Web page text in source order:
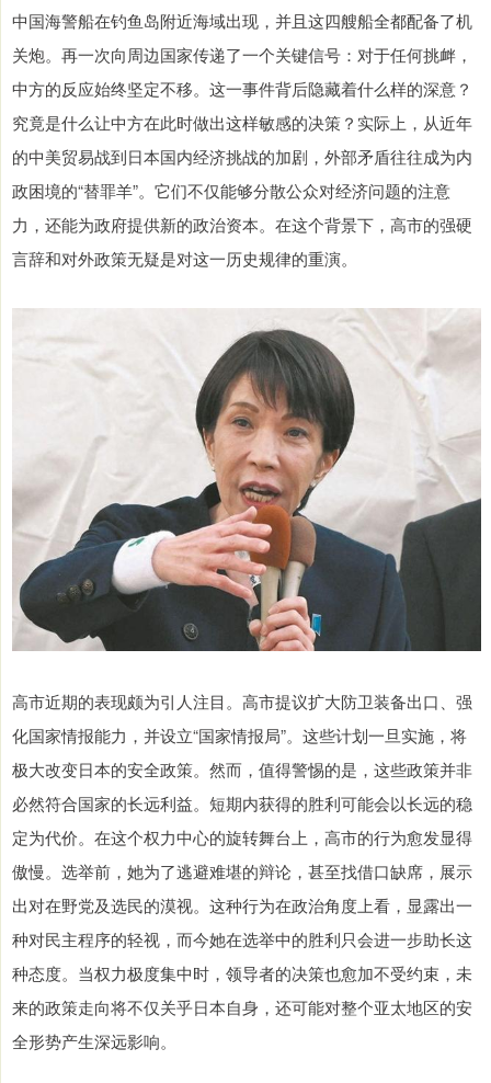
中国海警船在钓鱼岛附近海域出现，并且这四艘船全都配备了机
关炮。再一次向周边国家传递了一个关键信号：对于任何挑衅，
中方的反应始终坚定不移。这一事件背后隐藏着什么样的深意？
究竟是什么让中方在此时做出这样敏感的决策？实际上，从近年
的中美贸易战到日本国内经济挑战的加剧，外部矛盾往往成为内
政困境的“替罪羊”。它们不仅能够分散公众对经济问题的注意
力，还能为政府提供新的政治资本。在这个背景下，高市的强硬
言辞和对外政策无疑是对这一历史规律的重演。
高市近期的表现颇为引人注目。高市提议扩大防卫装备出口、强
化国家情报能力，并设立“国家情报局”。这些计划一旦实施，将
极大改变日本的安全政策。然而，值得警惕的是，这些政策并非
必然符合国家的长远利益。短期内获得的胜利可能会以长远的稳
定为代价。在这个权力中心的旋转舞台上，高市的行为愈发显得
傲慢。选举前，她为了逃避难堪的辩论，甚至找借口缺席，展示
出对在野党及选民的漠视。这种行为在政治角度上看，显露出一
种对民主程序的轻视，而今她在选举中的胜利只会进一步助长这
种态度。当权力极度集中时，领导者的决策也愈加不受约束，未
来的政策走向将不仅关乎日本自身，还可能对整个亚太地区的安
全形势产生深远影响。